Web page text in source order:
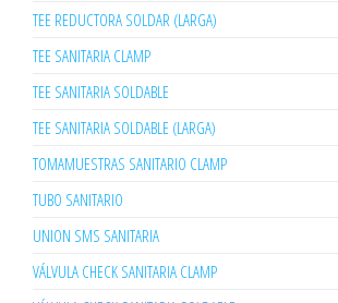
TEE REDUCTORA SOLDAR (LARGA)
TEE SANITARIA CLAMP
TEE SANITARIA SOLDABLE
TEE SANITARIA SOLDABLE (LARGA)
TOMAMUESTRAS SANITARIO CLAMP
TUBO SANITARIO
UNION SMS SANITARIA
VÁLVULA CHECK SANITARIA CLAMP